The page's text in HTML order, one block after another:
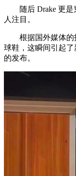
随后 Drake 更是
人注目。
根据国外媒体的报
球鞋，这瞬间引起
的发布。